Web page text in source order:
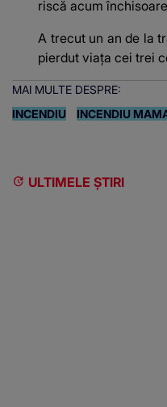
riscă acum
A trecut un an de la
pierdut viața cei trei
MAI MULTE DESPRE:
INCENDIU
INCENDIU
ULTIMELE ȘTIRI